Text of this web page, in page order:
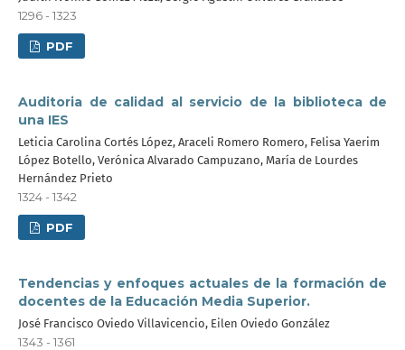
1296 - 1323
PDF
Auditoria de calidad al servicio de la biblioteca de
una IES
Leticia Carolina Cortés López, Araceli Romero Romero, Felisa Yaerim
López Botello, Verónica Alvarado Campuzano, María de Lourdes
Hernández Prieto
1324 - 1342
PDF
Tendencias y enfoques actuales de la formación de
docentes de la Educación Media Superior.
José Francisco Oviedo Villavicencio, Eilen Oviedo González
1343 - 1361